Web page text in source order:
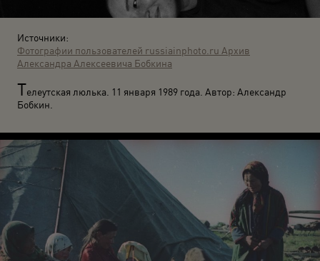
Источники:
Фотографии пользователей russiainphoto.ru Архив
Александра Алексеевича Бобкина
Телеутская люлька. 11 января 1989 года. Автор: Александр
Бобкин.